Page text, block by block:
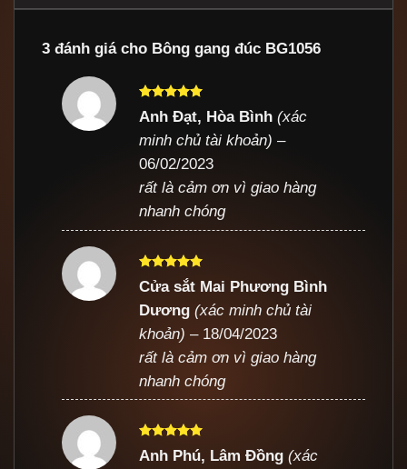
3 đánh giá cho Bông gang đúc BG1056
Được xếp
5
sao
Anh Đạt, Hòa Bình(xác
minh chủ tài khoản) –
06/02/2023
rất là cảm ơn vì giao hàng
nhanh chóng
Được xếp
hạng 55
sao
Cửa sắt Mai Phương Bình
Dương(xác minh chủ tài
khoản) – 18/04/2023
rất là cảm ơn vì giao hàng
nhanh chóng
Được xếp
Anh Phú, Lâm Đồng(xác